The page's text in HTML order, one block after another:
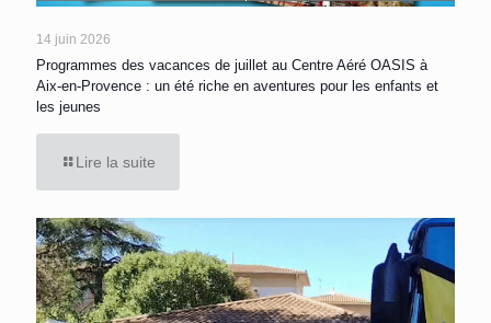
14 juin 2026
Programmes des vacances de juillet au Centre Aéré OASIS à
Aix-en-Provence : un été riche en aventures pour les enfants et
les jeunes
Lire la suite